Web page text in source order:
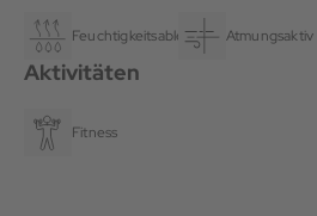
Feuchtigkeitsableitend Atmungsaktiv
Aktivitäten
Fitness